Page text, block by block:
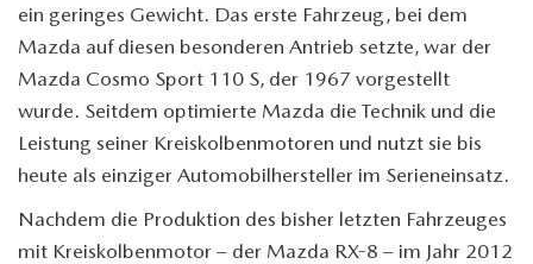
ein geringes Gewicht. Das erste Fahrzeug, bei dem
Mazda auf diesen besonderen Antrieb setzte, war der
Mazda Cosmo Sport 110 S, der 1967 vorgestellt
wurde. Seitdem optimierte Mazda die Technik und die
Leistung seiner Kreiskolbenmotoren und nutzt sie bis
heute als einziger Automobilhersteller im Serieneinsatz.
Nachdem die Produktion des bisher letzten Fahrzeuges
mit Kreiskolbenmotor – der Mazda RX-8 – im Jahr 2012